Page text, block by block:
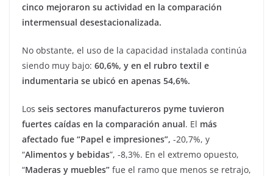
cinco mejoraron su actividad en la comparación
intermensual desestacionalizada.
No obstante, el uso de la capacidad instalada continúa
siendo muy bajo: 60,6%, y en el rubro textil e
indumentaria se ubicó en apenas 54,6%.
Los seis sectores manufactureros pyme tuvieron
fuertes caídas en la comparación anual. El más
afectado fue “Papel e impresiones”, -20,7%, y
“Alimentos y bebidas”, -8,3%. En el extremo opuesto,
“Maderas y muebles” fue el ramo que menos se retrajo,